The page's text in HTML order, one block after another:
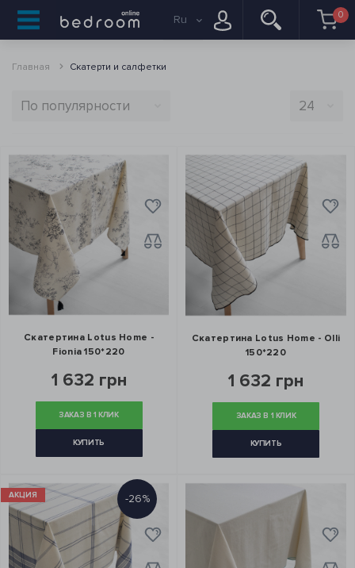
Ru 0
Главная Скатерти и салфетки
Скатертина Lotus Home -
Fionia 150*220
1 632 грн
ЗАКАЗ В 1 КЛИК
КУПИТЬ
Скатертина Lotus Home - Olli
150*220
1 632 грн
ЗАКАЗ В 1 КЛИК
КУПИТЬ
АКЦИЯ -26%